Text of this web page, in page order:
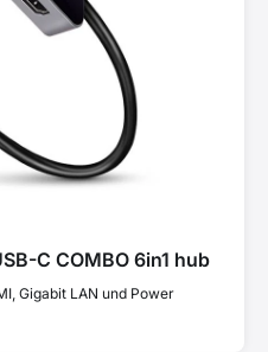
C COMBO 6in1 hub
Gigabit LAN und Power